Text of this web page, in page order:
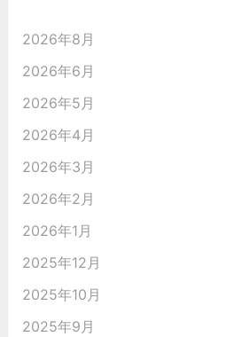
2026年8月
2026年6月
2026年5月
2026年4月
2026年3月
2026年2月
2026年1月
2025年12月
2025年10月
2025年9月